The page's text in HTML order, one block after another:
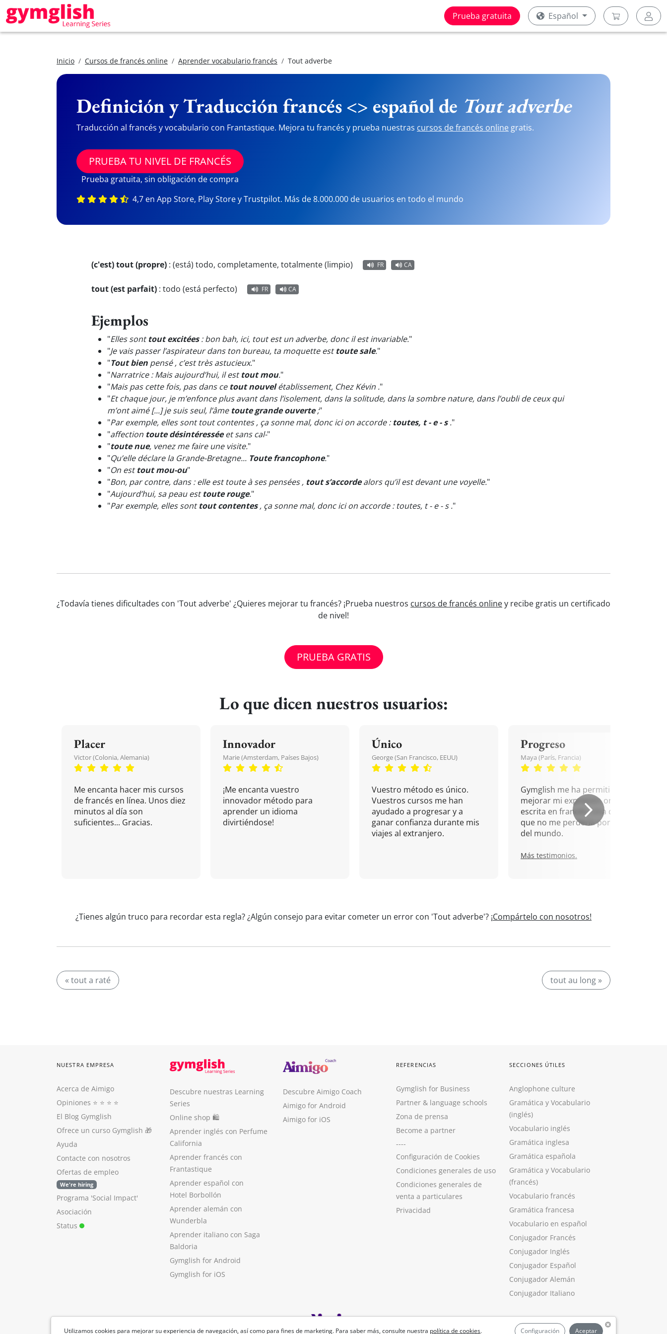
Prueba gratuita Español
Inicio Cursos de francés online Aprender vocabulario francés Tout adverbe
Definición y Traducción francés <> español de Tout adverbe
Traducción al francés y vocabulario con Frantastique. Mejora tu francés y prueba nuestras cursos de francés online gratis.
PRUEBA TU NIVEL DE FRANCÉS
Prueba gratuita, sin obligación de compra
4,7 en App Store, Play Store y Trustpilot. Más de 8.000.000 de usuarios en todo el mundo
(c'est) tout (propre) : (está) todo, completamente, totalmente (limpio) FR CA
tout (est parfait) : todo (está perfecto) FR CA
Ejemplos
"Elles sonttout excitées: bon bah, ici, tout est un adverbe, donc il est invariable."
"Je vais passer l’aspirateur dans ton bureau, ta moquette esttoute sale."
"Tout bien pensé , c’est très astucieux."
"Narratrice : Mais aujourd’hui, il esttout mou."
"Mais pas cette fois, pas dans ce tout nouvelétablissement, Chez Kévin ."
"Et chaque jour, je m’enfonce plus avant dans l’isolement, dans la solitude, dans la sombre nature, dans l’oubli de ceux qui
m’ont aimé [...] je suis seul, l’âme toute grande ouverte;"
"Par exemple, elles sont tout contentes , ça sonne mal, donc ici on accorde : toutes, t - e - s."
"affection toute désintéresséeet sans cal-"
"toute nue, venez me faire une visite."
"Qu’elle déclare la Grande-Bretagne... Toute francophone."
"On esttout mou-ou"
"Bon, par contre, dans : elle est toute à ses pensées , tout s’accordealors qu’il est devant une voyelle."
"Aujourd’hui, sa peau esttoute rouge."
"Par exemple, elles sonttout contentes, ça sonne mal, donc ici on accorde : toutes, t - e - s ."
¿Todavía tienes dificultades con 'Tout adverbe' ¿Quieres mejorar tu francés? ¡Prueba nuestros cursos de francés onliney recibe gratis un certificado
de nivel!
PRUEBA GRATIS
Lo que dicen nuestros usuarios:
Placer
Victor (Colonia, Alemania)
Me encanta hacer mis cursos
de francés en línea. Unos diez
minutos al día son
suficientes... Gracias.
Innovador
Marie (Amsterdam, Países Bajos)
¡Me encanta vuestro
innovador método para
aprender un idioma
divirtiéndose!
Único
George (San Francisco, EEUU)
Vuestro método es único.
Vuestros cursos me han
ayudado a progresar y a
ganar confianza durante mis
viajes al extranjero.
Progreso
Maya (París, Francia)
Gymglish me ha permitido
mejorar mi expresión oral y
escrita en francés. Una cita
que no me perdería por nada
del mundo.
Más testimonios.
¿Tienes algún truco para recordar esta regla? ¿Algún consejo para evitar cometer un error con 'Tout adverbe'? ¡Compártelo con nosotros!
« tout a raté tout au long »
Utilizamos cookies para mejorar su experiencia de navegación, así como para fines de marketing. Para saber más, consulte nuestra política de cookies. Configuración Aceptar
NUESTRA EMPRESA
Acerca de Aimigo
Opiniones ⭐️ ⭐️ ⭐️ ⭐️
El Blog Gymglish
Ofrece un curso Gymglish 🎁
Ayuda
Contacte con nosotros
Ofertas de empleo
We're hiring
Programa 'Social Impact'
Asociación
Status
Descubre nuestras Learning
Series
Online shop 🛍
Aprender inglés con Perfume
California
Aprender francés con
Frantastique
Aprender español con
Hotel Borbollón
Aprender alemán con
Wunderbla
Aprender italiano con Saga
Baldoria
Gymglish for Android
Gymglish for iOS
Descubre Aimigo Coach
Aimigo for Android
Aimigo for iOS
REFERENCIAS
Gymglish for Business
Partner & language schools
Zona de prensa
Become a partner
----
Configuración de Cookies
Condiciones generales de uso
Condiciones generales de
venta a particulares
Privacidad
SECCIONES ÚTILES
Anglophone culture
Gramática y Vocabulario
(inglés)
Vocabulario inglés
Gramática inglesa
Gramática española
Gramática y Vocabulario
(francés)
Vocabulario francés
Gramática francesa
Vocabulario en español
Conjugador Francés
Conjugador Inglés
Conjugador Español
Conjugador Alemán
Conjugador Italiano